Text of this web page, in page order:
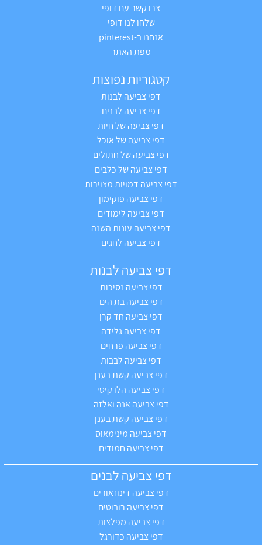
צרו קשר עם דופי
שלחו לנו דופי
אנחנו ב-pinterest
מפת האתר
קטגוריות נפוצות
דפי צביעה לבנות
דפי צביעה לבנים
דפי צביעה של חיות
דפי צביעה של אוכל
דפי צביעה של חתולים
דפי צביעה של כלבים
דפי צביעה דמויות מצוירות
דפי צביעה פוקימון
דפי צביעה לימודים
דפי צביעה עונות השנה
דפי צביעה לחגים
דפי צביעה לבנות
דפי צביעה נסיכות
דפי צביעה בת הים
דפי צביעה חד קרן
דפי צביעה גלידה
דפי צביעה פרחים
דפי צביעה לבבות
דפי צביעה קשת בענן
דפי צביעה הלו קיטי
דפי צביעה אנה ואלזה
דפי צביעה קשת בענן
דפי צביעה מינימאוס
דפי צביעה חמודים
דפי צביעה לבנים
דפי צביעה דינוזאורים
דפי צביעה רובוטים
דפי צביעה מפלצות
דפי צביעה כדורגל